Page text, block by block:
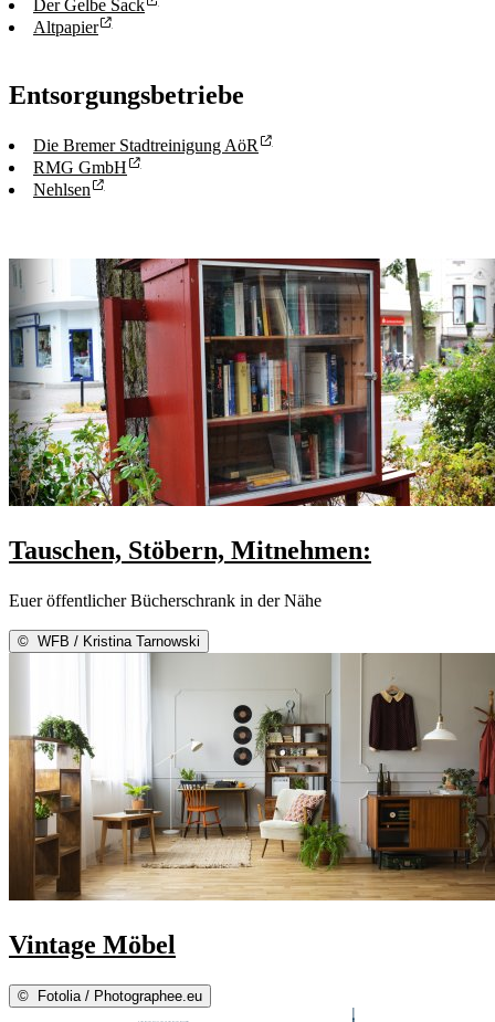
Der Gelbe Sack
Altpapier
Entsorgungsbetriebe
Die Bremer Stadtreinigung AöR
RMG GmbH
Nehlsen
Tauschen, Stöbern, Mitnehmen:
Euer öffentlicher Bücherschrank in der Nähe
© WFB / Kristina Tarnowski
Vintage Möbel
© Fotolia / Photographee.eu